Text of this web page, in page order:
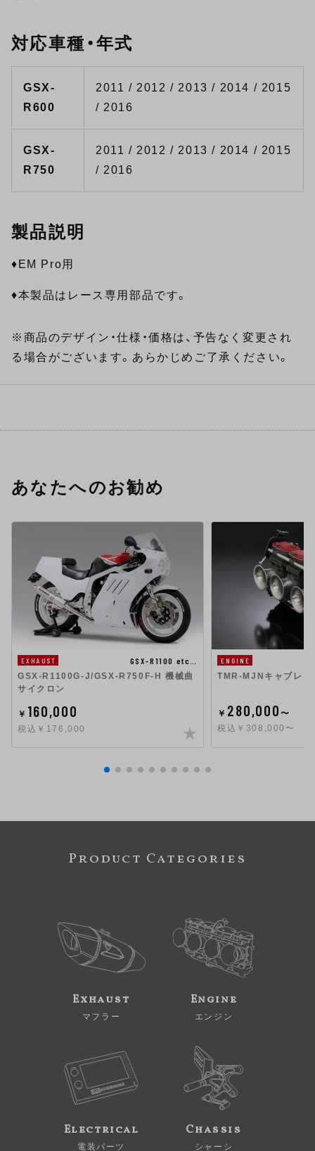
対応車種・年式
GSX-
R600
2011 / 2012 / 2013 / 2014 / 2015
/ 2016
GSX-
R750
2011 / 2012 / 2013 / 2014 / 2015
/ 2016
製品説明
♦EM Pro用
♦本製品はレース専用部品です。
※商品のデザイン・仕様・価格は、予告なく変更され
る場合がございます。あらかじめご了承ください。
あなたへのお勧め
EXHAUST
GSX-R1100 etc…
GSX-R1100G-J/GSX-R750F-H 機械曲
サイクロン
￥ 160,000
税込￥176,000
ENGINE
TMR-MJNキャブレタ
￥ 280,000〜
税込￥308,000〜
Product Categories
Exhaust
マフラー
Engine
エンジン
Electrical
電装パーツ
Chassis
シャーシ